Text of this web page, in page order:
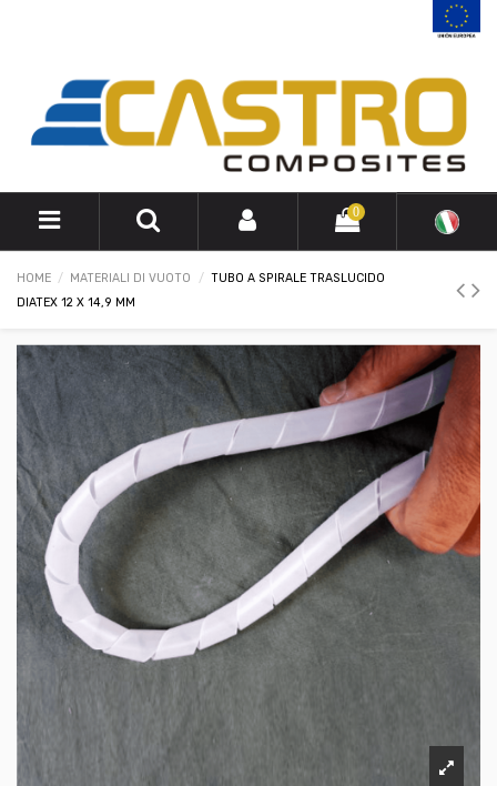
0
HOME MATERIALI DI VUOTO
TUBO A SPIRALE TRASLUCIDO
DIATEX 12 X 14,9 MM